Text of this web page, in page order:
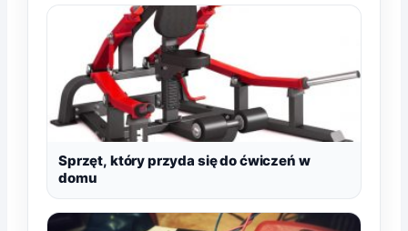
Sprzęt, który przyda się do ćwiczeń w
domu